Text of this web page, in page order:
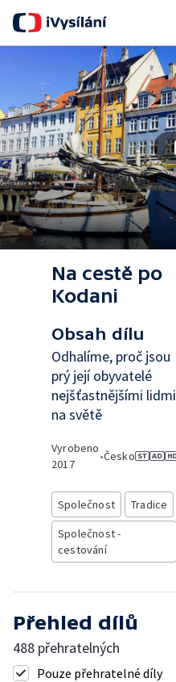
Na cestě po
Kodani
Obsah dílu
Odhalíme, proč jsou
prý její obyvatelé
nejšťastnějšími lidmi
na světě
Vyrobeno
2017
•Česko
Společnost
Tradice
Společnost -
cestování
Přehled dílů
488 přehratelných
Pouze přehratelné díly